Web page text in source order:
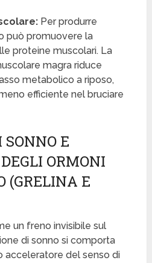
Per produrre
può promuovere la
proteine muscolari. La
magra riduce
metabolico a riposo,
efficiente nel bruciare
E
ORMONI
(GRELINA E
un freno invisibile sul
di sonno si comporta
acceleratore del senso di